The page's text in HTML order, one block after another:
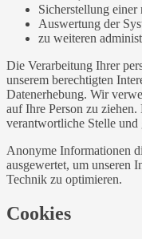
Sicherstellung einer
Auswertung der
zu weiteren
Die Verarbeitung Ihrer
unserem berechtigten
Datenerhebung. Wir
auf Ihre Person zu
verantwortliche Stelle
Anonyme Informationen
ausgewertet, um unseren
Technik zu optimieren.
Cookies